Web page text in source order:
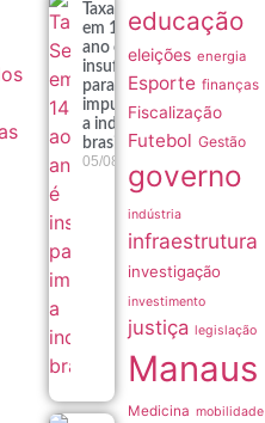
Taxa Selic
em 14% ao
ano é
insuficiente
para
impulsionar
a indústria
brasileira
05/08
educação
eleições energia
Esporte finanças
Fiscalização
Futebol Gestão
governo
indústria
infraestrutura
investigação
investimento
justiça legislação
Manaus
Medicina mobilidade